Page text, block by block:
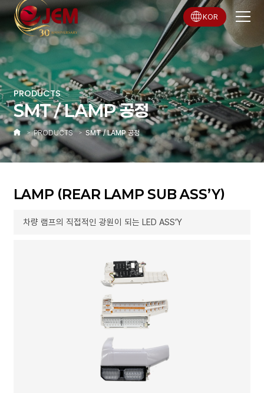
KOR
PRODUCTS
SMT / LAMP 공정
PRODUCTS SMT / LAMP 공정
LAMP (REAR LAMP SUB ASS’Y)
차량 램프의 직접적인 광원이 되는 LED ASS’Y